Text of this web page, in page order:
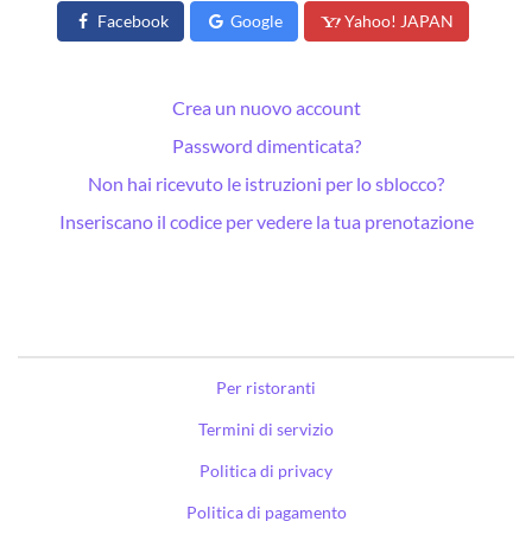
Facebook Google Yahoo! JAPAN
Crea un nuovo account
Password dimenticata?
Non hai ricevuto le istruzioni per lo sblocco?
Inseriscano il codice per vedere la tua prenotazione
Per ristoranti
Termini di servizio
Politica di privacy
Politica di pagamento